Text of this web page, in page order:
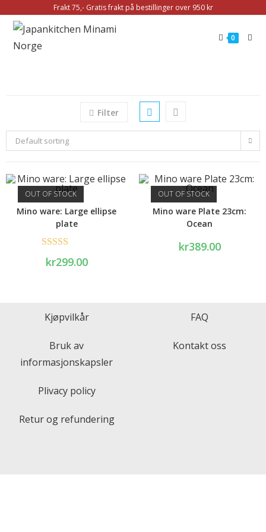
Frakt 75,- Gratis frakt på bestillinger over 950 kr
0
Filter
Default sorting
OUT OF STOCK
Mino ware: Large ellipse
plate
Rated
kr299.00
OUT OF STOCK
Mino ware Plate 23cm:
Ocean
kr389.00
Kjøpvilkår
Bruk av
informasjonskapsler
Plivacy policy
Retur og refundering
FAQ
Kontakt oss